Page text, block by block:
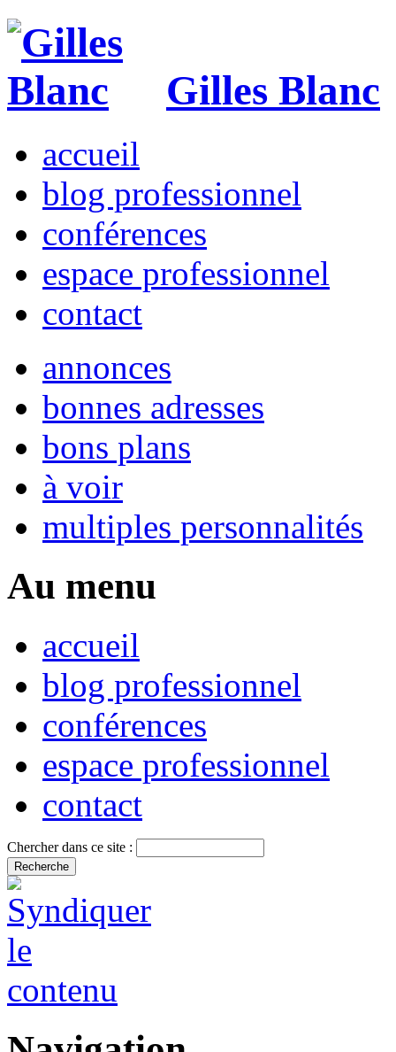
Gilles Blanc
accueil
blog professionnel
conférences
espace professionnel
contact
annonces
bonnes adresses
bons plans
à voir
multiples personnalités
Au menu
accueil
blog professionnel
conférences
espace professionnel
contact
Chercher dans ce site :